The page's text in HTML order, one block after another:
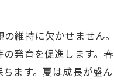
維持に欠かせません
発育を促進します。
ます。夏は成長が盛